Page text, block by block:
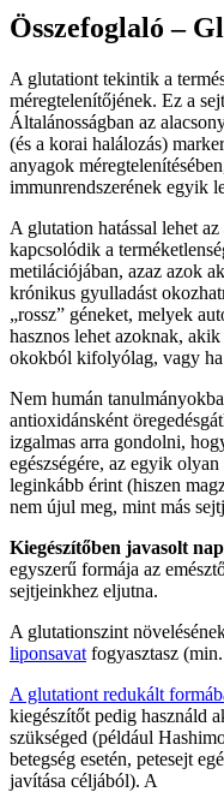
Összefoglaló –
A glutationt tekintik a
méregtelenítőjének. Ez a
Általánosságban az
(és a korai halálozás)
anyagok
immunrendszerének egyik
A glutation hatással lehet
kapcsolódik a
metilációjában, azaz azok
krónikus gyulladást
„rossz” géneket, melyek
hasznos lehet azoknak,
okokból kifolyólag, vagy ha
Nem humán
antioxidánsként
izgalmas arra gondolni,
egészségére, az egyik
leginkább érint (hiszen
nem újul meg, mint más
Kiegészítőben javasolt
egyszerű formája az
sejtjeinkhez eljutna.
A glutationszint
liponsavat fogyasztasz
A glutationt redukált
kiegészítőt pedig használd
szükséged (például
betegség esetén, petesejt
javítása céljából). A